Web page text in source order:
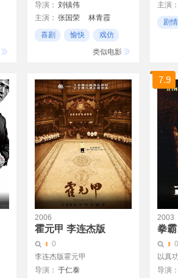
导演： 刘镇伟
主演： 张国荣
林青霞
梁朝伟
叶玉卿
张学友
喜剧 愉快
戏仿
类似电影
主演
李嘉剧情
2006
霍元甲 李连杰版
0
李连杰版霍元甲
导演： 于仁泰
7.9
2003
拳霸
0
以真
导演